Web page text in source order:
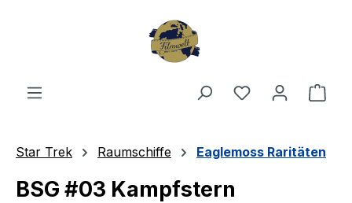
Du hast 0
Star Trek Raumschiffe Eaglemoss Raritäten
BSG #03 Kampfstern